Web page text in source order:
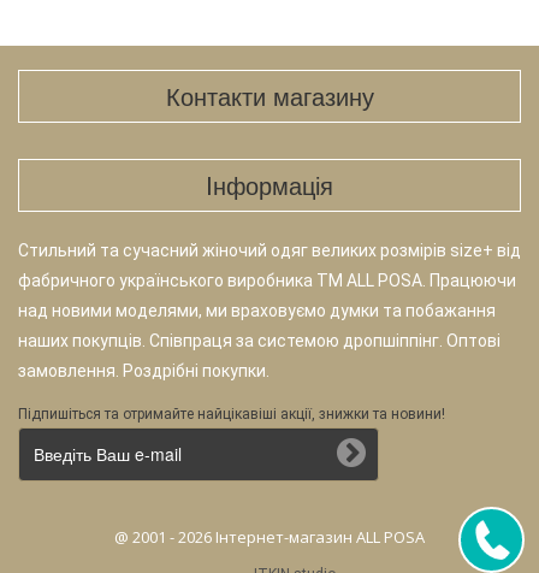
Контакти магазину
Iнформація
Стильний та сучасний жіночий одяг великих розмірів size+ від
фабричного українського виробника TM ALL POSA. Працюючи
над новими моделями, ми враховуємо думки та побажання
наших покупців. Співпраця за системою дропшіппінг. Оптові
замовлення. Роздрібні покупки.
Підпишіться та отримайте найцікавіші акції, знижки та новини!
@ 2001 - 2026 Інтернет-магазин ALL POSA